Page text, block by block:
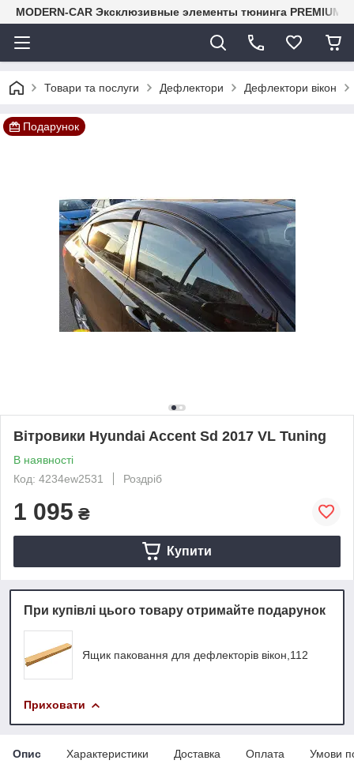
MODERN-CAR Эксклюзивные элементы тюнинга PREMIUM-
Товари та послуги Дефлектори Дефлектори вікон
Подарунок
Вітровики Hyundai Accent Sd 2017 VL Tuning
В наявності
Код: 4234ew2531
Роздріб
1 095 ₴
Купити
При купівлі цього товару отримайте подарунок
Ящик паковання для дефлекторів вікон,112
Приховати
Опис Характеристики Доставка Оплата Умови